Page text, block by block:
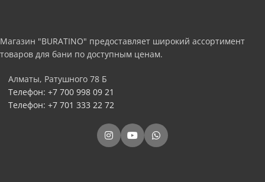
Магазин "BURATINO" предоставляет широкий ассортимент
товаров для бани по доступным ценам.
Алматы, Ратушного 78 Б
Телефон: +7 700 998 09 21
Телефон: +7 701 333 22 72